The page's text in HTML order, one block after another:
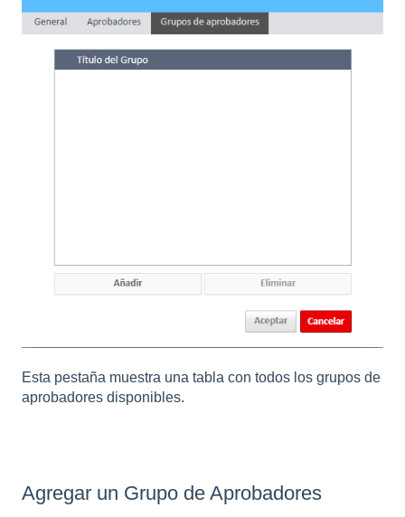
Esta pestaña muestra una tabla con todos los grupos de
aprobadores disponibles.
Agregar un Grupo de Aprobadores